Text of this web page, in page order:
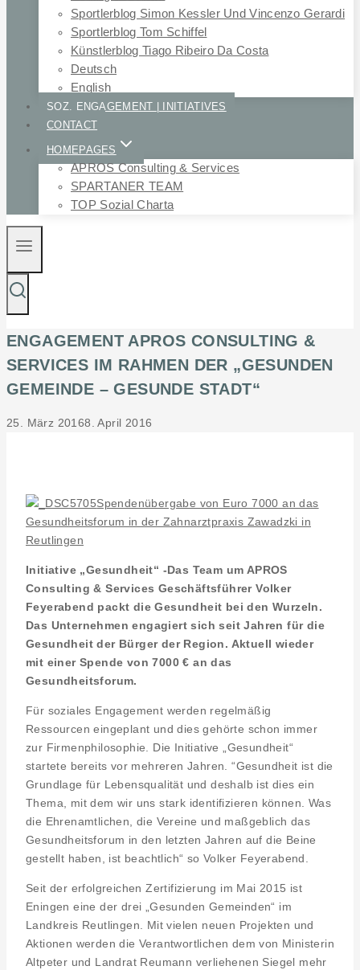
Sportlerblog Simon Kessler Und Vincenzo Gerardi
Sportlerblog Tom Schiffel
Künstlerblog Tiago Ribeiro Da Costa
Deutsch
English
SOZ. ENGAGEMENT | INITIATIVES
CONTACT
HOMEPAGES
APROS Consulting & Services
SPARTANER TEAM
TOP Sozial Charta
ENGAGEMENT APROS CONSULTING &
SERVICES IM RAHMEN DER „GESUNDEN
GEMEINDE – GESUNDE STADT“
25. März 20168. April 2016
Spendenübergabe von Euro 7000 an das
Gesundheitsforum in der Zahnarztpraxis Zawadzki in
Reutlingen
Initiative „Gesundheit“ -Das Team um APROS
Consulting & Services Geschäftsführer Volker
Feyerabend packt die Gesundheit bei den Wurzeln.
Das Unternehmen engagiert sich seit Jahren für die
Gesundheit der Bürger der Region. Aktuell wieder
mit einer Spende von 7000 € an das
Gesundheitsforum.
Für soziales Engagement werden regelmäßig
Ressourcen eingeplant und dies gehörte schon immer
zur Firmenphilosophie. Die Initiative „Gesundheit“
startete bereits vor mehreren Jahren. “Gesundheit ist die
Grundlage für Lebensqualität und deshalb ist dies ein
Thema, mit dem wir uns stark identifizieren können. Was
die Ehrenamtlichen, die Vereine und maßgeblich das
Gesundheitsforum in den letzten Jahren auf die Beine
gestellt haben, ist beachtlich“ so Volker Feyerabend.
Seit der erfolgreichen Zertifizierung im Mai 2015 ist
Eningen eine der drei „Gesunden Gemeinden“ im
Landkreis Reutlingen. Mit vielen neuen Projekten und
Aktionen werden die Verantwortlichen dem von Ministerin
Altpeter und Landrat Reumann verliehenen Siegel mehr